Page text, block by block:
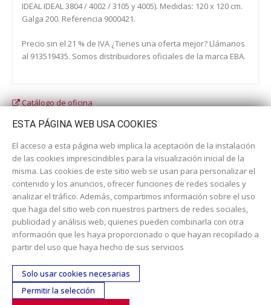
IDEAL IDEAL 3804 / 4002 / 3105 y 4005). Medidas: 120 x 120 cm.
Galga 200. Referencia 9000421.
Precio sin el 21 % de IVA ¿Tienes una oferta mejor? Llámanos
al 913519435. Somos distribuidores oficiales de la marca EBA.
Catálogo de oficina
Catálogo escolar
Dirección:c/ Cercedilla nº 14, 28925 Alcorcón
Email:contacta aquí
Teléfono:913519435
ESTA PÁGINA WEB USA COOKIES
El acceso a esta página web implica la aceptación de la instalación
de las cookies imprescindibles para la visualización inicial de la
misma. Las cookies de este sitio web se usan para personalizar el
contenido y los anuncios, ofrecer funciones de redes sociales y
analizar el tráfico. Además, compartimos información sobre el uso
que haga del sitio web con nuestros partners de redes sociales,
publicidad y análisis web, quienes pueden combinarla con otra
información que les haya proporcionado o que hayan recopilado a
partir del uso que haya hecho de sus servicios
Solo usar cookies necesarias
Permitir la selección